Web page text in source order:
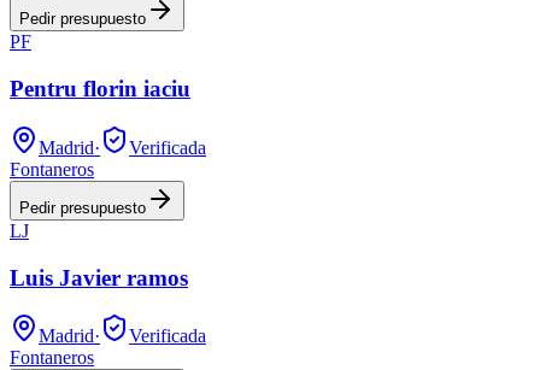
Pedir presupuesto
PF
Pentru florin iaciu
Madrid·
Verificada
Fontaneros
Pedir presupuesto
LJ
Luis Javier ramos
Madrid·
Verificada
Fontaneros